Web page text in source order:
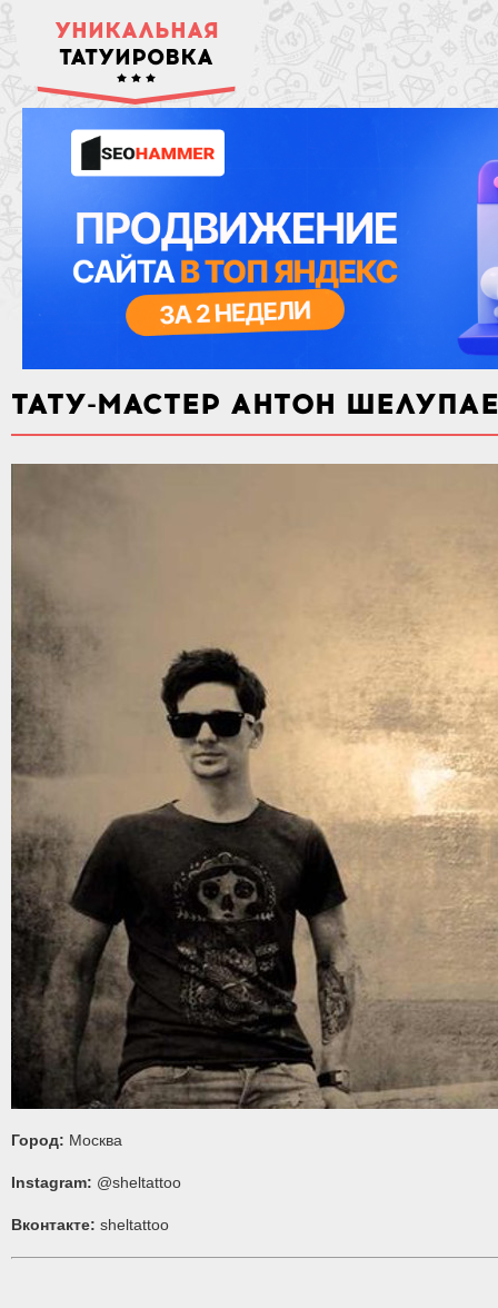
УНИКАЛЬНАЯ
ТАТУИРОВКА
ТАТУ-МАСТЕР АНТОН
Город: Москва
Instagram: @sheltattoo
Вконтакте: sheltattoo